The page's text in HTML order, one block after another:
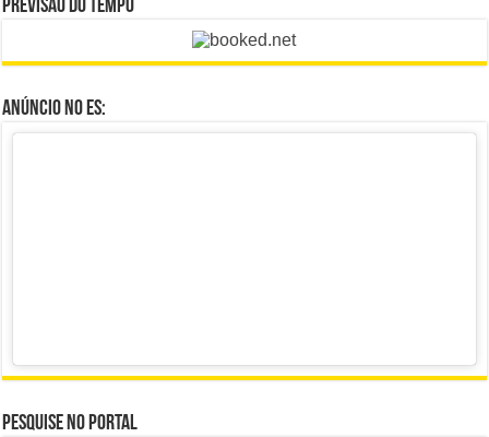
Previsão do Tempo
Anúncio no ES:
Pesquise no portal